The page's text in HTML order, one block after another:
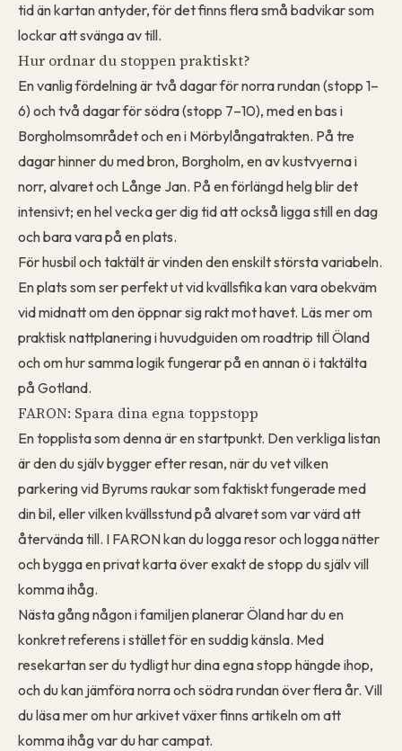
tid än kartan antyder, för det finns flera små badvikar som
lockar att svänga av till.
Hur ordnar du stoppen praktiskt?
En vanlig fördelning är två dagar för norra rundan (stopp 1–
6) och två dagar för södra (stopp 7–10), med en bas i
Borgholmsområdet och en i Mörbylångatrakten. På tre
dagar hinner du med bron, Borgholm, en av kustvyerna i
norr, alvaret och Långe Jan. På en förlängd helg blir det
intensivt; en hel vecka ger dig tid att också ligga still en dag
och bara vara på en plats.
För husbil och taktält är vinden den enskilt största variabeln.
En plats som ser perfekt ut vid kvällsfika kan vara obekväm
vid midnatt om den öppnar sig rakt mot havet. Läs mer om
praktisk nattplanering ihuvudguiden om roadtrip till Öland
och om hur samma logik fungerar på en annan ö itaktälta
på Gotland.
FARON: Spara dina egna toppstopp
En topplista som denna är en startpunkt. Den verkliga listan
är den du själv bygger efter resan, när du vet vilken
parkering vid Byrums raukar som faktiskt fungerade med
din bil, eller vilken kvällsstund på alvaret som var värd att
återvända till. I FARON kan dulogga resorochlogga nätter
och bygga en privat karta över exakt de stopp du själv vill
komma ihåg.
Nästa gång någon i familjen planerar Öland har du en
konkret referens i stället för en suddig känsla. Med
resekartanser du tydligt hur dina egna stopp hängde ihop,
och du kan jämföra norra och södra rundan över flera år. Vill
du läsa mer om hur arkivet växer finns artikeln om att
komma ihåg var du har campat.